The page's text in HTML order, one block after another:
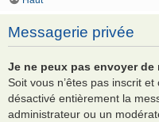
Messagerie privée
Je ne peux pas envoyer de
Soit vous n’êtes pas inscrit
désactivé entièrement la
administrateur ou un